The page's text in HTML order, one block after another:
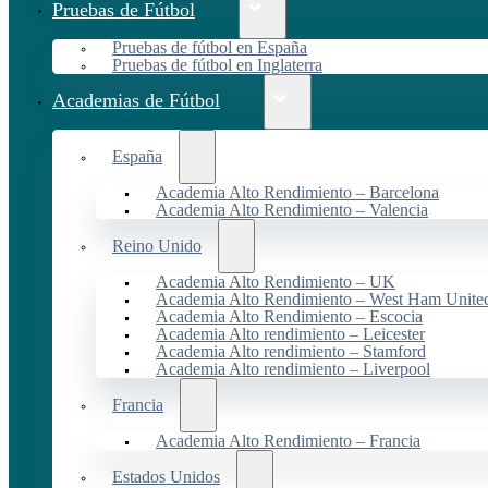
Pruebas de Fútbol
Pruebas de fútbol en España
Pruebas de fútbol en Inglaterra
Academias de Fútbol
España
Academia Alto Rendimiento – Barcelona
Academia Alto Rendimiento – Valencia
Reino Unido
Academia Alto Rendimiento – UK
Academia Alto Rendimiento – West Ham
Academia Alto Rendimiento – Escocia
Academia Alto rendimiento – Leicester
Academia Alto rendimiento – Stamford
Academia Alto rendimiento – Liverpool
Francia
Academia Alto Rendimiento – Francia
Estados Unidos